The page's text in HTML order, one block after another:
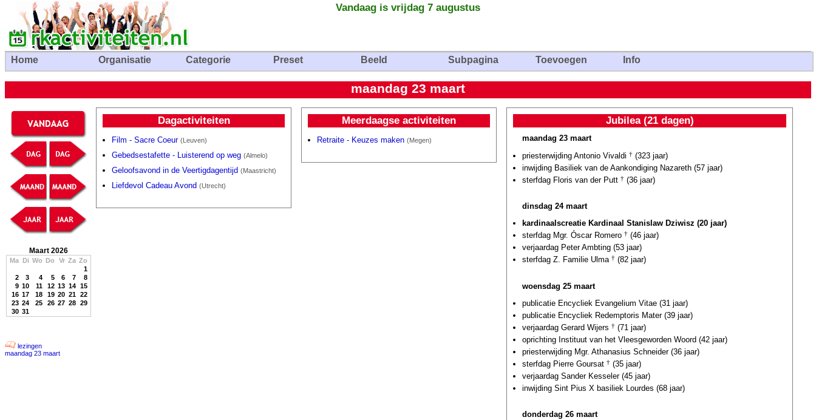
Vandaag is vrijdag 7 augustus
Home Organisatie Categorie Preset Beeld Subpagina Toevoegen Info
maandag 23 maart
Maart 2026
Ma Di Wo Do Vr Za Zo
1
2
3 4 5 6 7
8
9 10 11 12 13 14 15
16 17 18 19 20 21 22
23 24 25 26 27 28 29
30 31
lezingen
maandag 23 maart
Dagactiviteiten
Film - Sacre Coeur (Leuven)
Gebedsestafette - Luisterend op weg (Almelo)
Geloofsavond in de Veertigdagentijd (Maastricht)
Liefdevol Cadeau Avond (Utrecht)
Meerdaagse activiteiten
Retraite - Keuzes maken (Megen)
Jubilea (21 dagen)
maandag 23 maart
priesterwijding Antonio Vivaldi † (323 jaar)
inwijding Basiliek van de Aankondiging Nazareth (57 jaar)
sterfdag Floris van der Putt † (36 jaar)
dinsdag 24 maart
kardinaalscreatie Kardinaal Stanislaw Dziwisz (20 jaar)
sterfdag Mgr. Óscar Romero † (46 jaar)
verjaardag Peter Ambting (53 jaar)
sterfdag Z. Familie Ulma † (82 jaar)
woensdag 25 maart
publicatie Encycliek Evangelium Vitae (31 jaar)
publicatie Encycliek Redemptoris Mater (39 jaar)
verjaardag Gerard Wijers † (71 jaar)
oprichting Instituut van het Vleesgeworden Woord (42 jaar)
priesterwijding Mgr. Athanasius Schneider (36 jaar)
sterfdag Pierre Goursat † (35 jaar)
verjaardag Sander Kesseler (45 jaar)
inwijding Sint Pius X basiliek Lourdes (68 jaar)
donderdag 26 maart